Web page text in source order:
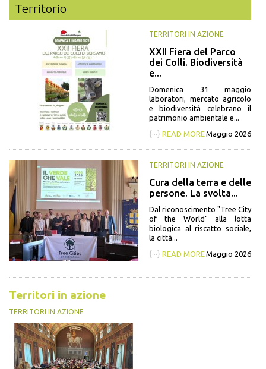
Territorio
TERRITORI IN AZIONE
XXII Fiera del Parco
dei Colli. Biodiversità
e...
Domenica 31 maggio
laboratori, mercato agricolo
e biodiversità celebrano il
patrimonio ambientale e...
{···} READ MOREMaggio 2026
TERRITORI IN AZIONE
Cura della terra e delle
persone. La svolta...
Dal riconoscimento "Tree City
of the World" alla lotta
biologica al riscatto sociale,
la città...
{···} READ MOREMaggio 2026
Territori in azione
TERRITORI IN AZIONE